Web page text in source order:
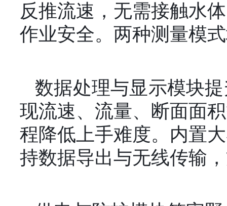
反推流速，无需接触水
作业安全。两种测量模
数据处理与显示模块
现流速、流量、断面面
程降低上手难度。内置
持数据导出与无线传输